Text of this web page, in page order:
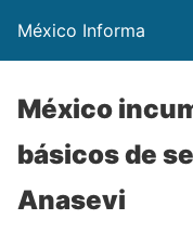
México Informa
México
básicos de
Anasevi